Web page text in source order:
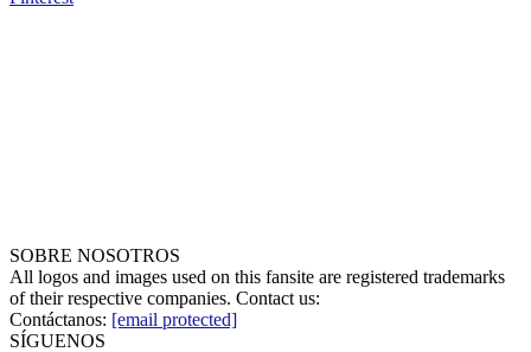
SOBRE NOSOTROS
All logos and images used on this fansite are registered trademarks
of their respective companies. Contact us:
Contáctanos: [email protected]
SÍGUENOS